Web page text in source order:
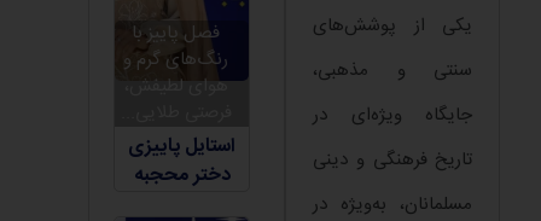
یکی از پوشش‌های
سنتی و مذهبی،
جایگاه ویژه‌ای در
تاریخ فرهنگی و دینی
مسلمانان، به‌ویژه در
فصل پاییز با
رنگ‌های گرم و
هوای لطیفش،
استایل پاییزی
دختر محجبه